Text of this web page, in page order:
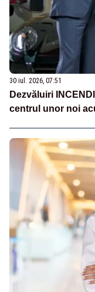
30 iul. 2026, 07:51
Dezvăluiri
centrul unor noi